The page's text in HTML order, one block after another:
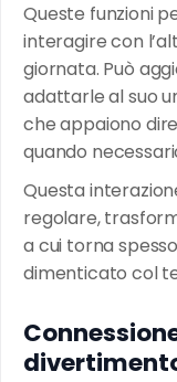
Queste funzioni
interagire con
giornata. Può
adattarle al suo
che appaiono
quando
Questa
regolare,
a cui torna
dimenticato col